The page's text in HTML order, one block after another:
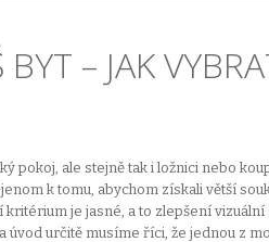
– JAK
pokoj, ale stejně tak i ložnici nebo
k tomu, abychom získali větší
je jasné, a to zlepšení
určitě musíme říci, že jednou z